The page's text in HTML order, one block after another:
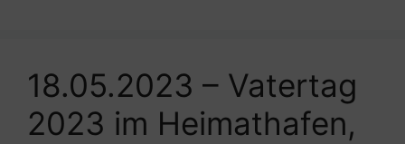
18.05.2023 – Vatertag
2023 im Heimathafen,